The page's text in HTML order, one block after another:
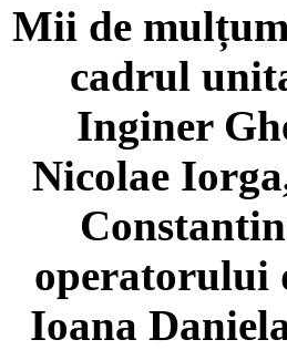
Mii de
cadrul
Inginer
Nicolae
operatorului
Ioana